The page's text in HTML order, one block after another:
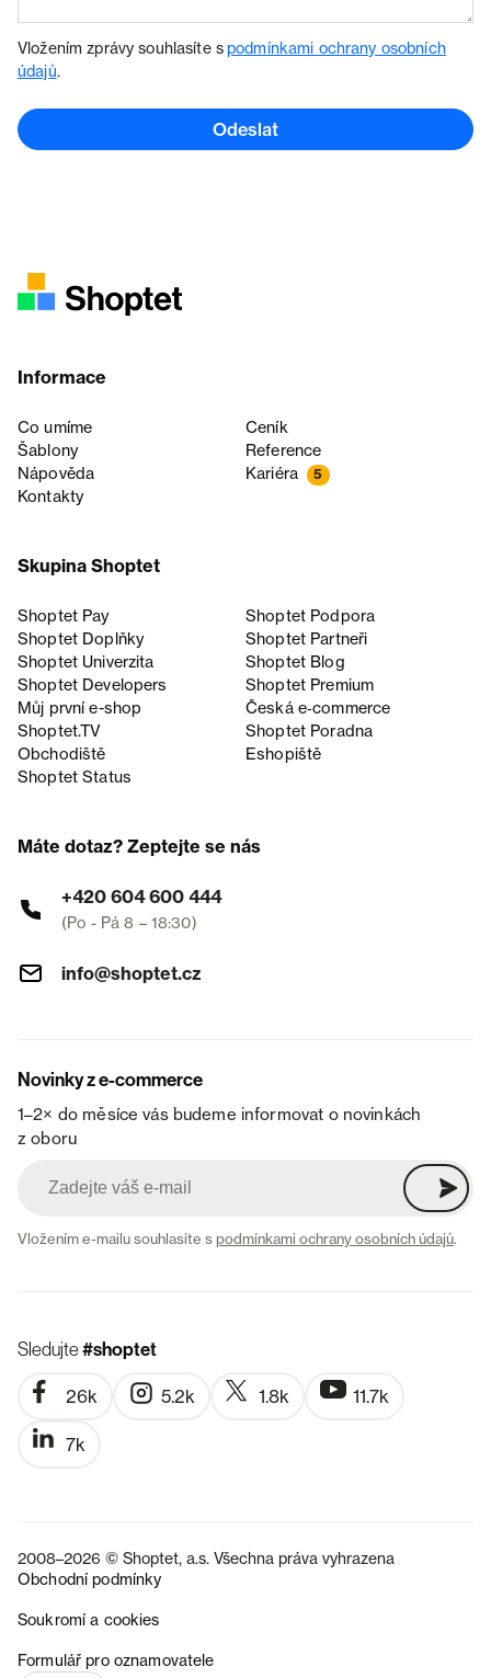
Vložením zprávy souhlasíte spodmínkami ochrany osobních
údajů.
Odeslat
Informace
Co umíme
Ceník
Šablony
Reference
Nápověda
Kariéra 5
Kontakty
Skupina Shoptet
Shoptet Pay
Shoptet Podpora
Shoptet Doplňky
Shoptet Partneři
Shoptet Univerzita
Shoptet Blog
Shoptet Developers
Shoptet Premium
Můj první e-shop
Česká e‑commerce
Shoptet.TV
Shoptet Poradna
Obchodiště
Eshopiště
Shoptet Status
Máte dotaz? Zeptejte se nás
+420 604 600 444
(Po - Pá 8 – 18:30)
info@shoptet.cz
Novinky z e-commerce
1–2× do měsíce vás budeme informovat o novinkách
z oboru
Vložením e-mailu souhlasíte spodmínkami ochrany osobních údajů.
Sledujte#shoptet
26k 5.2k 1.8k 11.7k
7k
2008–2026 © Shoptet, a.s. Všechna práva vyhrazena
Obchodní podmínky
Soukromí a cookies
Formulář pro oznamovatele